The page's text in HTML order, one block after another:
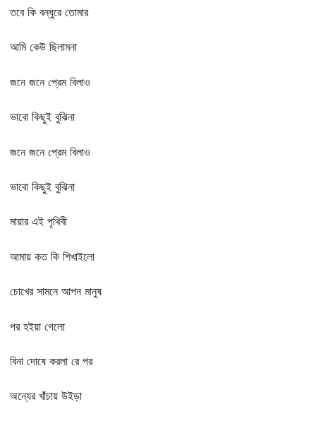
তবে কি বন্ধুরে তোমার
আমি কেউ ছিলামনা
জনে জনে প্রেম বিলাও
ভাবো কিছুই বুঝিনা
জনে জনে প্রেম বিলাও
ভাবো কিছুই বুঝিনা
মায়ার এই পৃথিবী
আমায় কত কি শিখাইলো
চোখের সামনে আপন মানুষ
পর হইয়া গেলো
বিনা দোষে করলা রে পর
অন্যের খাঁচায় উইড়া